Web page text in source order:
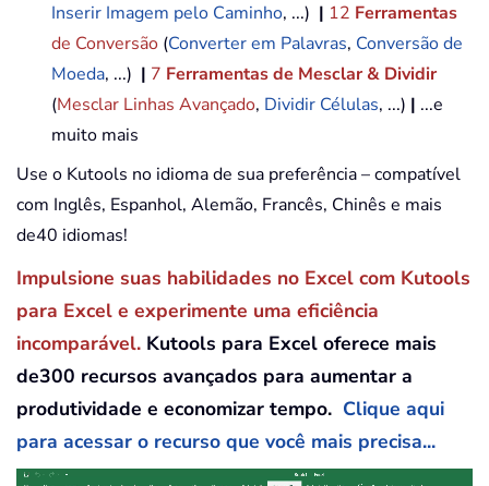
Inserir Imagem pelo Caminho, ...) | 12 Ferramentas
de Conversão (Converter em Palavras, Conversão de
Moeda, ...) | 7 Ferramentas de Mesclar & Dividir
(Mesclar Linhas Avançado, Dividir Células, ...) | ...e
muito mais
Use o Kutools no idioma de sua preferência – compatível
com Inglês, Espanhol, Alemão, Francês, Chinês e mais
de40 idiomas!
Impulsione suas habilidades no Excel com Kutools
para Excel e experimente uma eficiência
incomparável. Kutools para Excel oferece mais
de300 recursos avançados para aumentar a
produtividade e economizar tempo. Clique aqui
para acessar o recurso que você mais precisa...